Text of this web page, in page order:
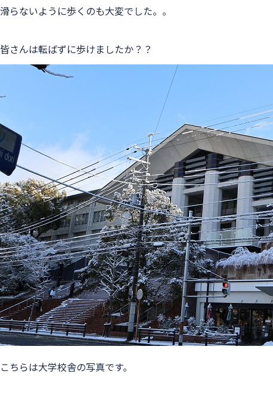
滑らないように歩くのも大変でした。。
皆さんは転ばずに歩けましたか？？
こちらは大学校舎の写真です。